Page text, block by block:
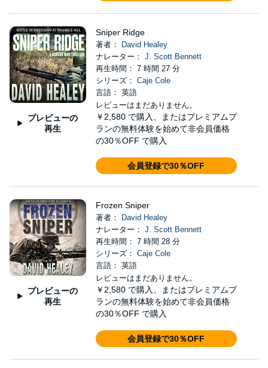
プレビューの
再生
Sniper Ridge
著者：
David Healey
ナレーター： J. Scott Bennett
再生時間： 7 時間 27 分
シリーズ： Caje Cole
言語： 英語
レビューはまだありません。
￥2,580 で購入、またはプレミアムプ
ランの無料体験を始めて非会員価格
の30％OFF で購入
会員登録で30％OFF
プレビューの
再生
Frozen Sniper
著者：
David Healey
ナレーター： J. Scott Bennett
再生時間： 7 時間 28 分
シリーズ： Caje Cole
言語： 英語
レビューはまだありません。
￥2,580 で購入、またはプレミアムプ
ランの無料体験を始めて非会員価格
の30％OFF で購入
会員登録で30％OFF